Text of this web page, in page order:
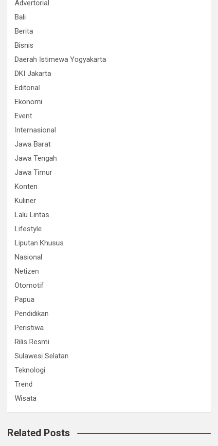
Advertorial
Bali
Berita
Bisnis
Daerah Istimewa Yogyakarta
DKI Jakarta
Editorial
Ekonomi
Event
Internasional
Jawa Barat
Jawa Tengah
Jawa Timur
Konten
Kuliner
Lalu Lintas
Lifestyle
Liputan Khusus
Nasional
Netizen
Otomotif
Papua
Pendidikan
Peristiwa
Rilis Resmi
Sulawesi Selatan
Teknologi
Trend
Wisata
Related Posts